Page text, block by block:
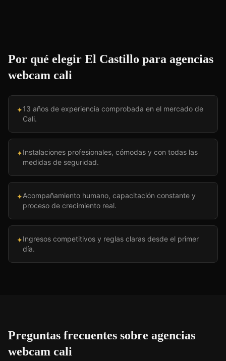
Por qué elegir El Castillo para agencias
webcam cali
✦13 años de experiencia comprobada en el mercado de
Cali.
✦Instalaciones profesionales, cómodas y con todas las
medidas de seguridad.
✦Acompañamiento humano, capacitación constante y
proceso de crecimiento real.
✦Ingresos competitivos y reglas claras desde el primer
día.
Preguntas frecuentes sobre agencias
webcam cali